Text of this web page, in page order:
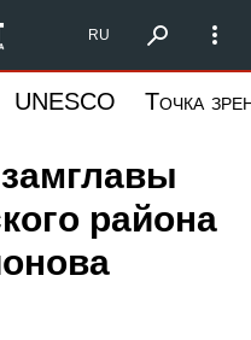
Северо-Запад
RU
UNESCO Точка
района